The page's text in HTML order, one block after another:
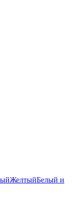
ЖелтыйБелый и